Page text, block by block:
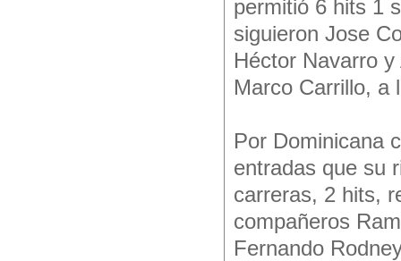
permitió 6 hits 1
siguieron Jose
Héctor Navarro
Marco Carrillo, a
Por Dominicana
entradas que su
carreras, 2 hits,
compañeros
Fernando